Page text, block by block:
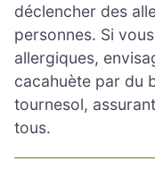
déclencher des
personnes. Si
allergiques,
cacahuète par du
tournesol,
tous.